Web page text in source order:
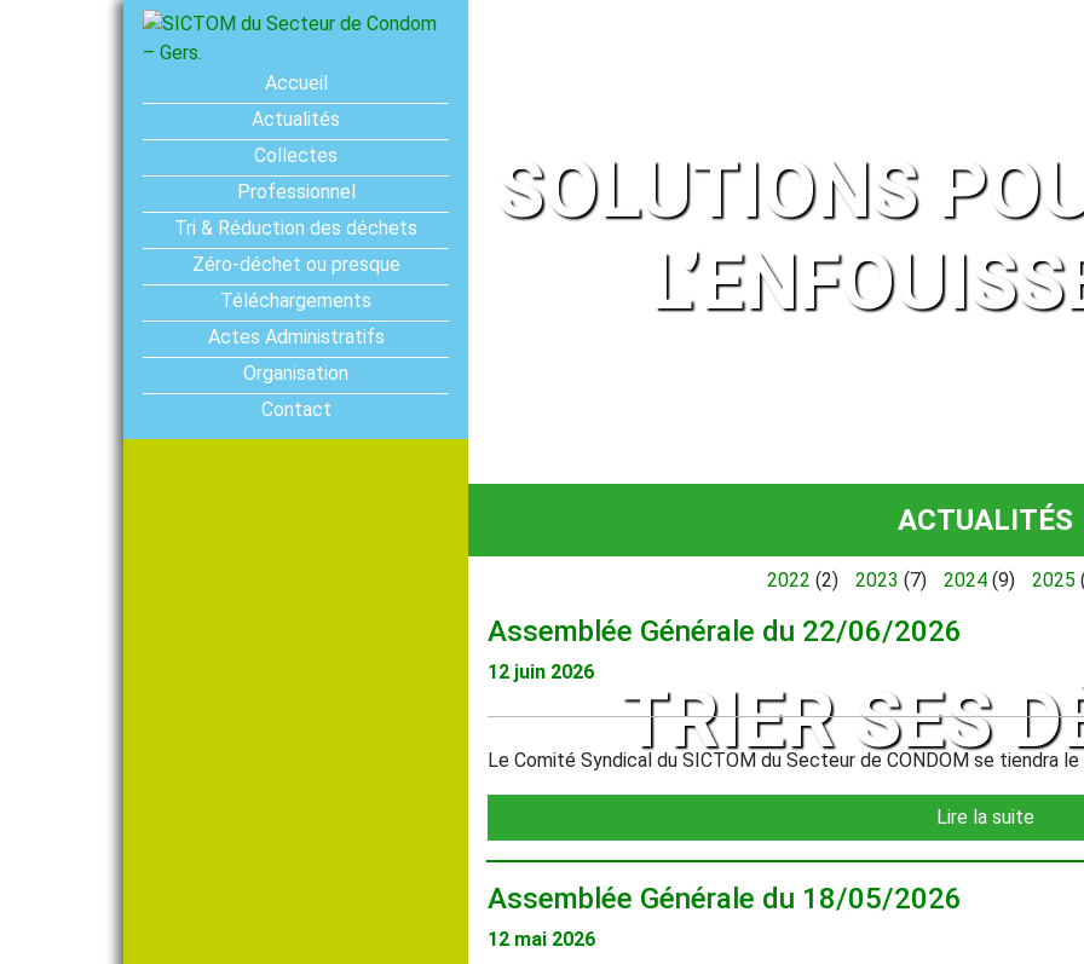
Accueil
Actualités
Collectes
Professionnel
Tri & Réduction des déchets
Zéro-déchet ou presque
Téléchargements
Actes Administratifs
Organisation
Contact
SOLUTIONS
TRIER SES
ACTUALITÉS
2022 (2) 2023 (7) 2024 (9) 2025
Assemblée Générale du 22/06/2026
12 juin 2026
Le Comité Syndical du SICTOM du Secteur de CONDOM se tiendra
Lire la suite
Assemblée Générale du 18/05/2026
12 mai 2026